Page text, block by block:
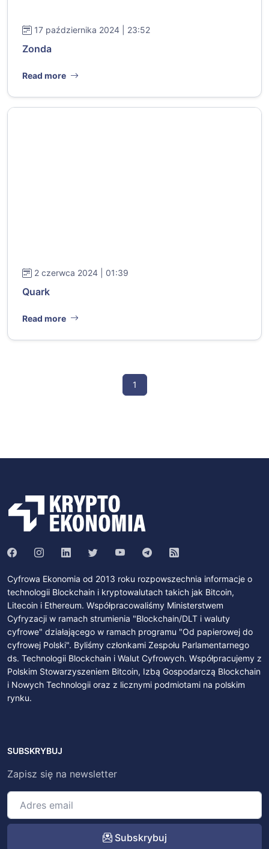
17 października 2024 | 23:52
Zonda
Read more
2 czerwca 2024 | 01:39
Quark
Read more
1
Cyfrowa Ekonomia od 2013 roku rozpowszechnia informacje o
technologii Blockchain i kryptowalutach takich jak Bitcoin,
Litecoin i Ethereum. Współpracowaliśmy Ministerstwem
Cyfryzacji w ramach strumienia "Blockchain/DLT i waluty
cyfrowe" działającego w ramach programu "Od papierowej do
cyfrowej Polski". Byliśmy członkami Zespołu Parlamentarnego
ds. Technologii Blockchain i Walut Cyfrowych. Współpracujemy z
Polskim Stowarzyszeniem Bitcoin, Izbą Gospodarczą Blockchain
i Nowych Technologii oraz z licznymi podmiotami na polskim
rynku.
SUBSKRYBUJ
Zapisz się na newsletter
Subskrybuj